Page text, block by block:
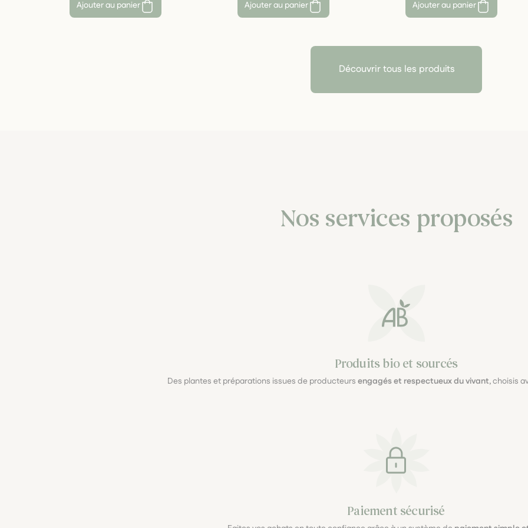
Ajouter au panier Ajouter au panier Ajouter au panier
Découvrir tous les produits
Nos services proposés
Produits bio et sourcés
Des plantes et préparations issues de producteurs engagés et respectueux du vivant, choisis
Paiement sécurisé